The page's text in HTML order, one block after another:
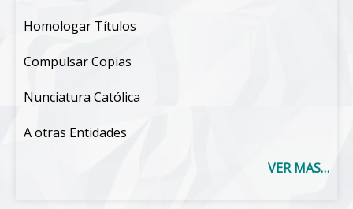
Homologar Títulos
Compulsar Copias
Nunciatura Católica
A otras Entidades
VER MAS…